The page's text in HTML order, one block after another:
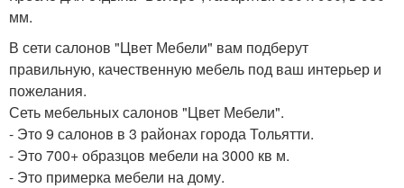
мм.
В сети салонов "Цвет Мебели" вам подберут
правильную, качественную мебель под ваш интерьер и
пожелания.
Сеть мебельных салонов "Цвет Мебели".
- Это 9 салонов в 3 районах города Тольятти.
- Это 700+ образцов мебели на 3000 кв м.
- Это примерка мебели на дому.